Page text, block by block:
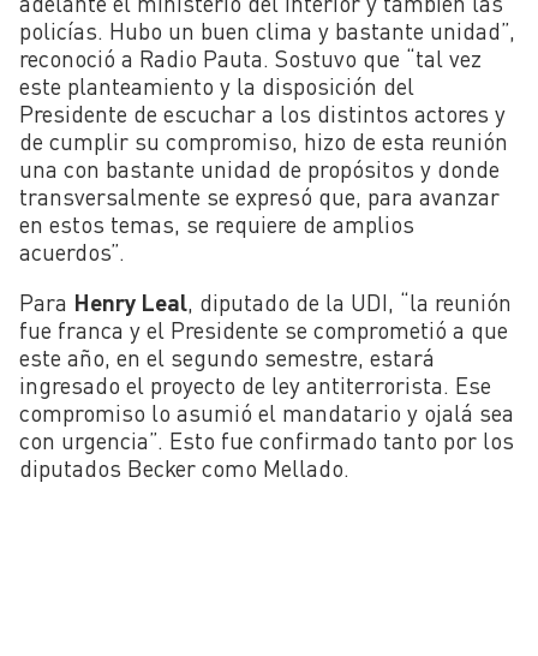
policías. Hubo un buen clima y bastante unidad”,
reconoció a Radio Pauta. Sostuvo que “tal vez
este planteamiento y la disposición del
Presidente de escuchar a los distintos actores y
de cumplir su compromiso, hizo de esta reunión
una con bastante unidad de propósitos y donde
transversalmente se expresó que, para avanzar
en estos temas, se requiere de amplios
acuerdos”.
Para Henry Leal, diputado de la UDI, “la reunión
fue franca y el Presidente se comprometió a que
este año, en el segundo semestre, estará
ingresado el proyecto de ley antiterrorista. Ese
compromiso lo asumió el mandatario y ojalá sea
con urgencia”. Esto fue confirmado tanto por los
diputados Becker como Mellado.